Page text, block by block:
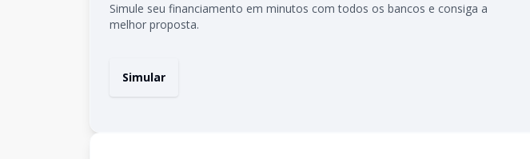
Simule seu financiamento em minutos com todos os bancos e consiga a
melhor proposta.
Simular